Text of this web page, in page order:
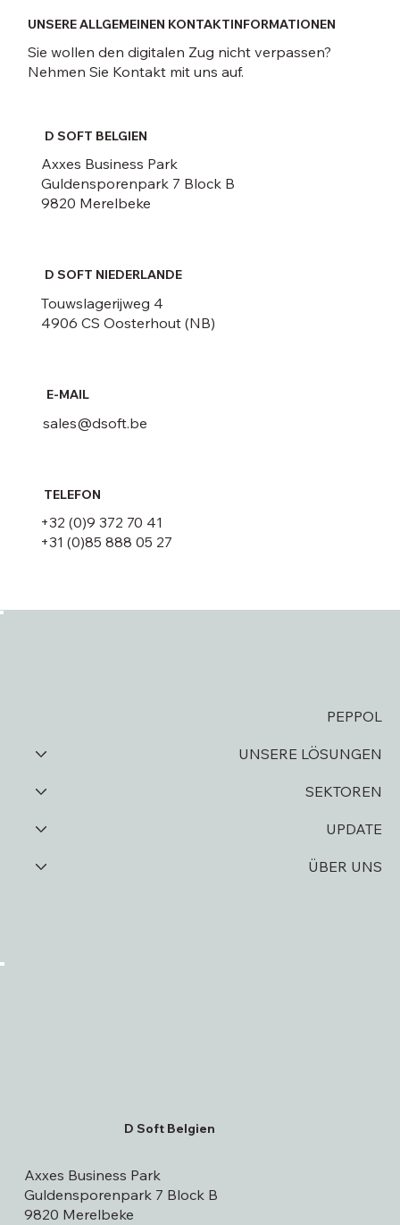
UNSERE ALLGEMEINEN KONTAKTINFORMATIONEN
Sie wollen den digitalen Zug nicht verpassen?
Nehmen Sie Kontakt mit uns auf.
D SOFT BELGIEN
Axxes Business Park
Guldensporenpark 7 Block B
9820 Merelbeke
D SOFT NIEDERLANDE
Touwslagerijweg 4
4906 CS Oosterhout (NB)
E-MAIL
sales@dsoft.be
TELEFON
+32 (0)9 372 70 41
+31 (0)85 888 05 27
PEPPOL
UNSERE LÖSUNGEN
SEKTOREN
UPDATE
ÜBER UNS
D Soft Belgien
Axxes Business Park
Guldensporenpark 7 Block B
9820 Merelbeke